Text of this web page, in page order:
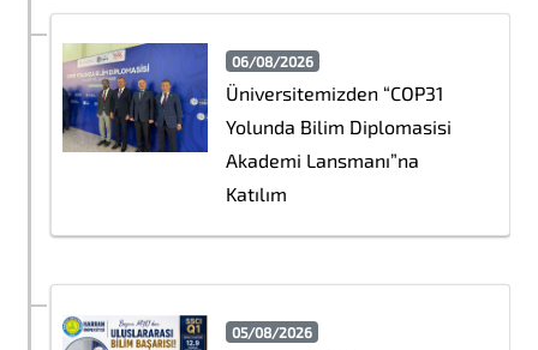
06/08/2026
Üniversitemizden “COP31
Yolunda Bilim Diplomasisi
Akademi Lansmanı”na
Katılım
05/08/2026